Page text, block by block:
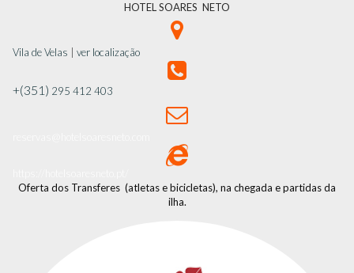
HOTEL SOARES NETO

Vila de Velas ver localização

+(351) 295 412 403


Oferta dos Transferes (atletas e bicicletas), na chegada e partidas da
ilha.